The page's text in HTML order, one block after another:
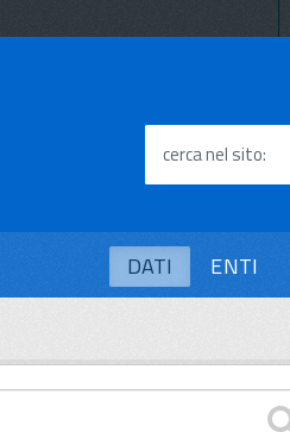
cerca nel sito
DATI ENTI